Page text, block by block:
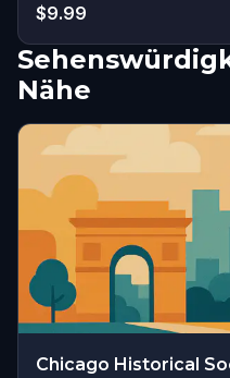
$9.99
Nähe
Chicago Historical